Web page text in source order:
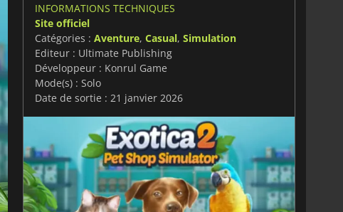
INFORMATIONS TECHNIQUES
Site officiel
Catégories : Aventure, Casual, Simulation
Editeur : Ultimate Publishing
Développeur : Konrul Game
Mode(s) : Solo
Date de sortie : 21 janvier 2026